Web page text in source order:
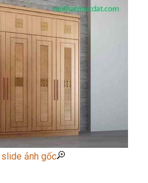
ảnh gốc